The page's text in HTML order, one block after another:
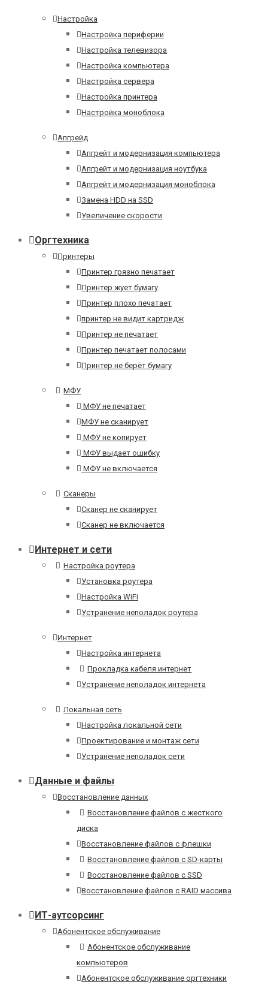
Настройка
Настройка периферии
Настройка телевизора
Настройка компьютера
Настройка сервера
Настройка принтера
Настройка моноблока
Апгрейд
Апгрейт и модернизация компьютера
Апгрейт и модернизация ноутбука
Апгрейт и модернизация моноблока
Замена HDD на SSD
Увеличение скорости
Оргтехника
Принтеры
Принтер грязно печатает
Принтер жует бумагу
Принтер плохо печатает
принтер не видит картридж
Принтер не печатает
Принтер печатает полосами
Принтер не берёт бумагу
МФУ
МФУ не печатает
МФУ не сканирует
МФУ не копирует
МФУ выдает ошибку
МФУ не включается
Сканеры
Сканер не сканирует
Сканер не включается
Интернет и сети
Настройка роутера
Установка роутера
Настройка WiFi
Устранение неполадок роутера
Интернет
Настройка интернета
Прокладка кабеля интернет
Устранение неполадок интернета
Локальная сеть
Настройка локальной сети
Проектирование и монтаж сети
Устранение неполадок сети
Данные и файлы
Восстановление данных
Восстановление файлов с жесткого
диска
Восстановление файлов с флешки
Восстановление файлов с SD-карты
Восстановление файлов с SSD
Восстановление файлов с RAID массива
ИТ-аутсорсинг
Абонентское обслуживание
Абонентское обслуживание
компьютеров
Абонентское обслуживание оргтехники